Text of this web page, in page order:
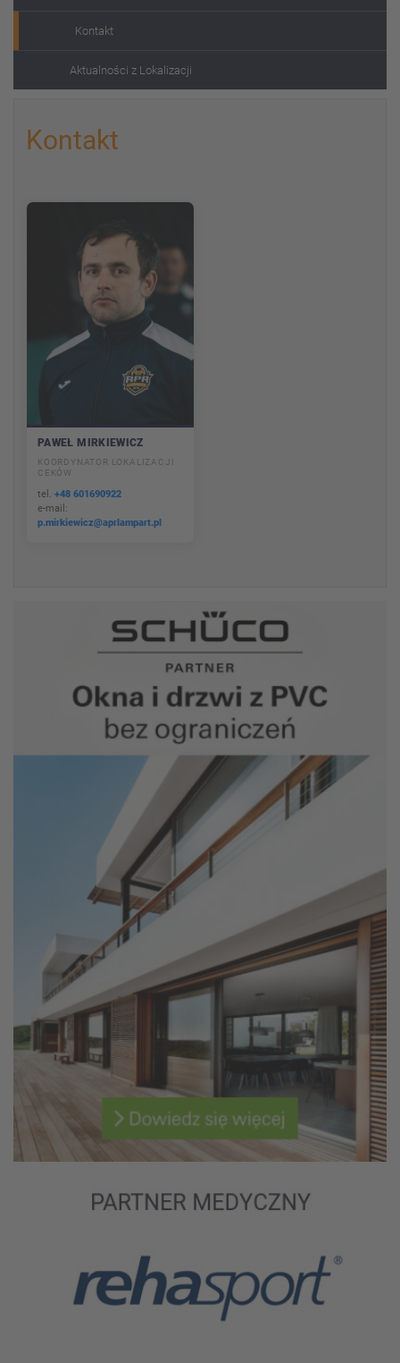
Kontakt
Aktualności z Lokalizacji
Kontakt
PAWEŁ MIRKIEWICZ
KOORDYNATOR LOKALIZACJI
CEKÓW
tel. +48 601690922
e-mail:
p.mirkiewicz@aprlampart.pl